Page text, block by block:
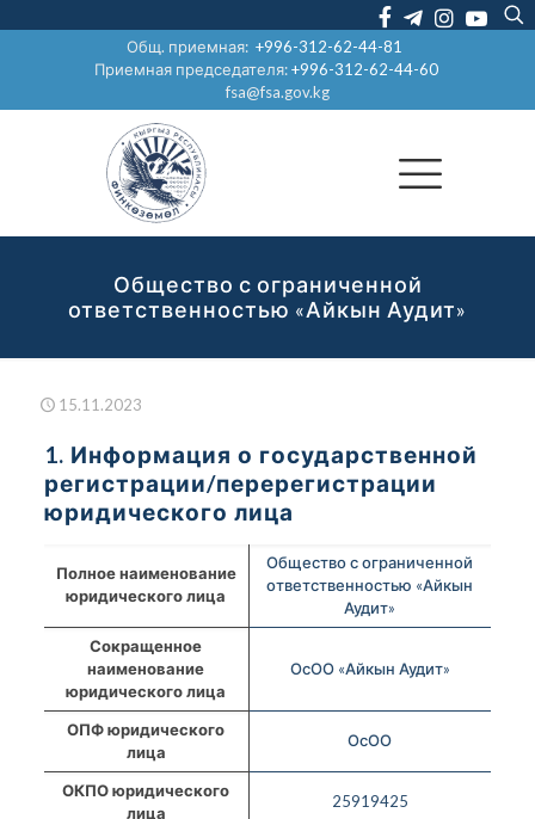
Общ. приемная:+996-312-62-44-81
Приемная председателя:+996-312-62-44-60
fsa@fsa.gov.kg
Общество с ограниченной
ответственностью «Айкын Аудит»
15.11.2023
1. Информация о государственной
регистрации/перерегистрации
юридического лица
Полное наименование
юридического лица
Общество с ограниченной
ответственностью «Айкын
Аудит»
Сокращенное
наименование
юридического лица
ОсОО «Айкын Аудит»
ОПФ юридического
лица
ОсОО
ОКПО юридического
лица
25919425